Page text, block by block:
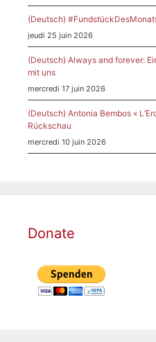
(Deutsch)
jeudi 25 juin 2026
(Deutsch) Always and forever:
mit uns
mercredi 17 juin 2026
(Deutsch) Antonia Bembos «
Rückschau
mercredi 10 juin 2026
Donate